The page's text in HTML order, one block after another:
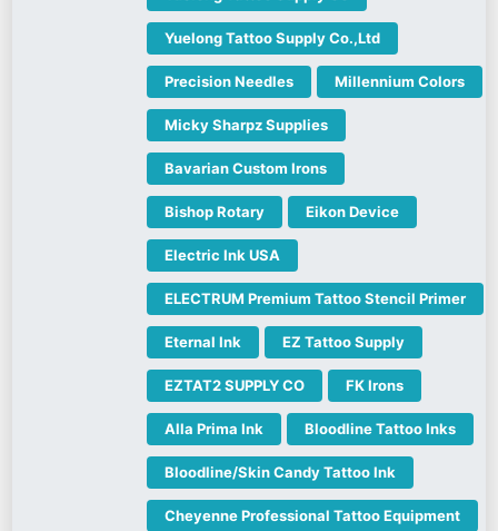
Yuelong Tattoo Supply Co.,Ltd
Precision Needles Millennium Colors
Micky Sharpz Supplies
Bavarian Custom Irons
Bishop Rotary Eikon Device
Electric Ink USA
ELECTRUM Premium Tattoo Stencil Primer
Eternal Ink EZ Tattoo Supply
EZTAT2 SUPPLY CO FK Irons
Alla Prima Ink Bloodline Tattoo Inks
Bloodline/Skin Candy Tattoo Ink
Cheyenne Professional Tattoo Equipment